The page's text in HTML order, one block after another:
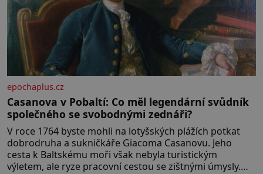
epochaplus.cz
Casanova v Pobaltí: Co měl legendární svůdník
společného se svobodnými zednáři?
V roce 1764 byste mohli na lotyšských plážích potkat
dobrodruha a sukničkáře Giacoma Casanovu. Jeho
cesta k Baltskému moři však nebyla turistickým
výletem, ale ryze pracovní cestou se zištnými úmysly.